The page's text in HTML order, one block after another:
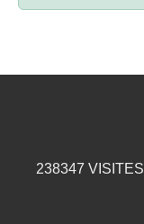
238347 VISITES